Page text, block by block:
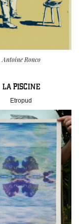
Antoine Ronco
LA PISCINE
Etropud